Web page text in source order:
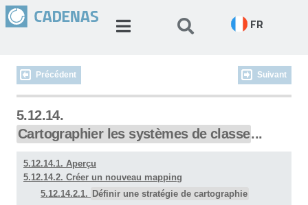
FR
Précédent Suivant
5.12.14.
Cartographier les systèmes de classe...
5.12.14.1. Aperçu
5.12.14.2. Créer un nouveau mapping
5.12.14.2.1. Définir une stratégie de cartographie